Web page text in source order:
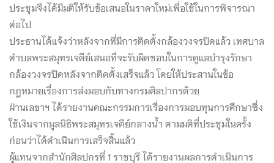
ประชุมจึงได้มีมติให้รับข้อเสนอในราคาใหม่เพื่อใช้ในการพิจารณา
ต่อไป
ประธานได้แจ้งว่าหลังจากที่มีการติดตั้งกล้องวงจรปิดแล้ว เทศบาล
ตำบลพระสมุทรเจดีย์เสนอที่จะรับผิดชอบในการดูแลบำรุงรักษา
กล้องวงจรปิดหลังจากติดตั้งเสร็จแล้ว โดยให้ประสานในข้อ
กฎหมายเรื่องการส่งมอบกับทางกรมศิลปากรด้วย
ฝ่านเลขาฯ ได้รายงานคณะกรรมการเรื่องการมอบทุนการศึกษาซึ่ง
ใช้เงินจากมูลนิธิพระสมุทรเจดีย์กลางน้ำ ตามมติที่ประชุมในครั้ง
ก่อนว่าได้ดำเนินการเสร็จสิ้นแล้ว
ผู้แทนจากสำนักศิลปกรที่ 1 ราชบุรี ได้รายงานผลการดำเนินการ